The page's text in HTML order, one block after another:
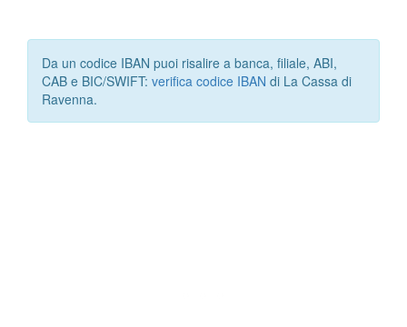
Da un codice IBAN puoi risalire a banca, filiale, ABI,
CAB e BIC/SWIFT: verifica codice IBAN di La Cassa di
Ravenna.